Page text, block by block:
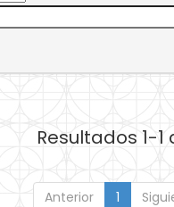
Resultados 1-1
Anterior 1